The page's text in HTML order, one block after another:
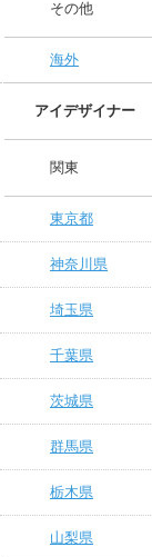
その他
海外
アイデザイナー
関東
東京都
神奈川県
埼玉県
千葉県
茨城県
群馬県
栃木県
山梨県